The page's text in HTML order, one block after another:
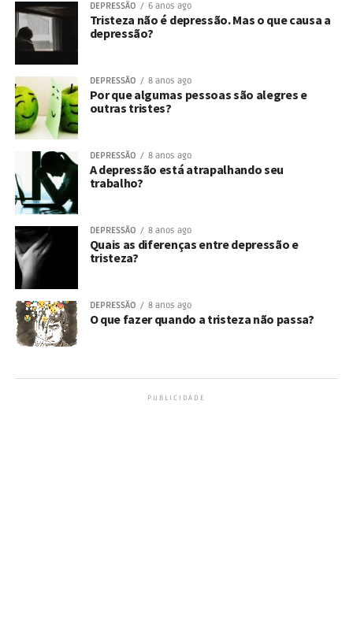
DEPRESSÃO 6 anos ago
Tristeza não é depressão. Mas o que causa a
depressão?
DEPRESSÃO 8 anos ago
Por que algumas pessoas são alegres e
outras tristes?
DEPRESSÃO 8 anos ago
A depressão está atrapalhando seu
trabalho?
DEPRESSÃO 8 anos ago
Quais as diferenças entre depressão e
tristeza?
DEPRESSÃO 8 anos ago
O que fazer quando a tristeza não passa?
PUBLICIDADE